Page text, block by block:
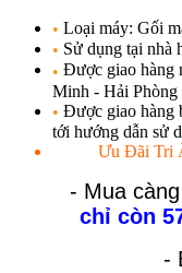
• Loại máy: Gối
• Sử dụng tại nhà
• Được giao hàng
Minh - Hải Phòng
• Được giao hàng
tới hướng dẫn sử
Ưu Đãi Tri
- Mua
chỉ còn
-